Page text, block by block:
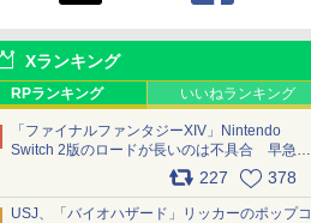
Xランキング
RPランキング いいねランキング
「ファイナルファンタジーXIV」Nintendo
Switch 2版のロードが長いのは不具合 早急に
アップデートできるよう対応中227 378
USJ、「バイオハザード」リッカーのポップコ